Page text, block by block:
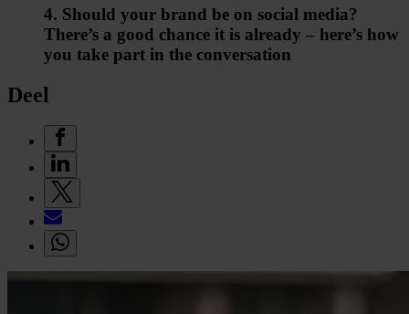
4. Should your brand be on social media?
There’s a good chance it is already – here’s how
you take part in the conversation
Deel